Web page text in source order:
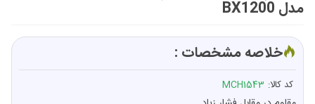
مدل BX1200
خلاصه مشخصات :
کد کالا: MCH1543